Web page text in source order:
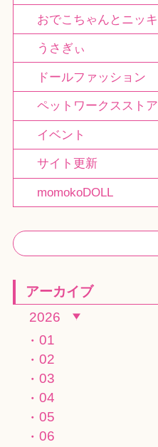
おでこちゃんとニッキ
うさぎぃ
ドールファッション
ペットワークスストア
イベント
サイト更新
momokoDOLL
アーカイブ
2026
01
02
03
04
05
06